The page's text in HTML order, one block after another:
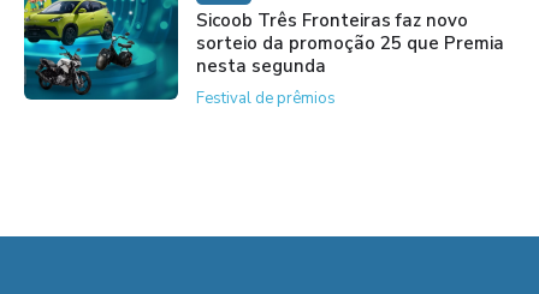
Sicoob Três Fronteiras faz novo
sorteio da promoção 25 que Premia
nesta segunda
Festival de prêmios